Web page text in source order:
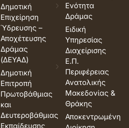
Δημοτική
Επιχείρηση
Ύδρευσης –
Αποχέτευσης
Δράμας
(ΔΕΥΑΔ)
Δημοτική
Επιτροπή
Πρωτοβάθμιας
και
Δευτεροβάθμιας
Εκπαίδευσης
Ενότητα
Δράμας
Ειδική
Υπηρεσίας
Διαχείρισης
Ε.Π.
Περιφέρειας
Ανατολικής
Μακεδονίας &
Θράκης
Αποκεντρωμένη